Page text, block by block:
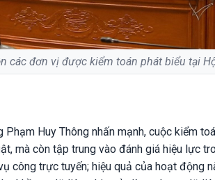
các đơn vị được kiểm toán phát biểu tại
Huy Thông nhấn mạnh, cuộc kiểm
mà còn tập trung vào đánh giá hiệu lực
công trực tuyến; hiệu quả của hoạt động